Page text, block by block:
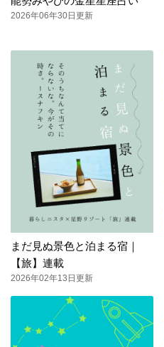
2026年06年30日更新
まだ見ぬ景色と泊まる宿｜
【旅】連載
2026年02年13日更新